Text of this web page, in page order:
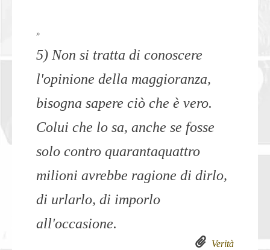
»
5) Non si tratta di conoscere
l'opinione della maggioranza,
bisogna sapere ciò che è vero.
Colui che lo sa, anche se fosse
solo contro quarantaquattro
milioni avrebbe ragione di dirlo,
di urlarlo, di imporlo
all'occasione.
Verità